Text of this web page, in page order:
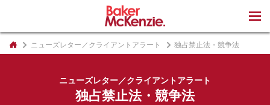
ニューズレター／クライアントアラート 独占禁止法・競争法
ニューズレター／クライアントアラート
独占禁止法・競争法